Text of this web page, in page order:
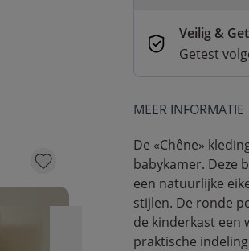
Veilig &
Getest
MEER INFORMATIE
De «Chêne»
babykamer. Deze
een natuurlijke
stijlen. De ronde
de kinderkast een
praktische